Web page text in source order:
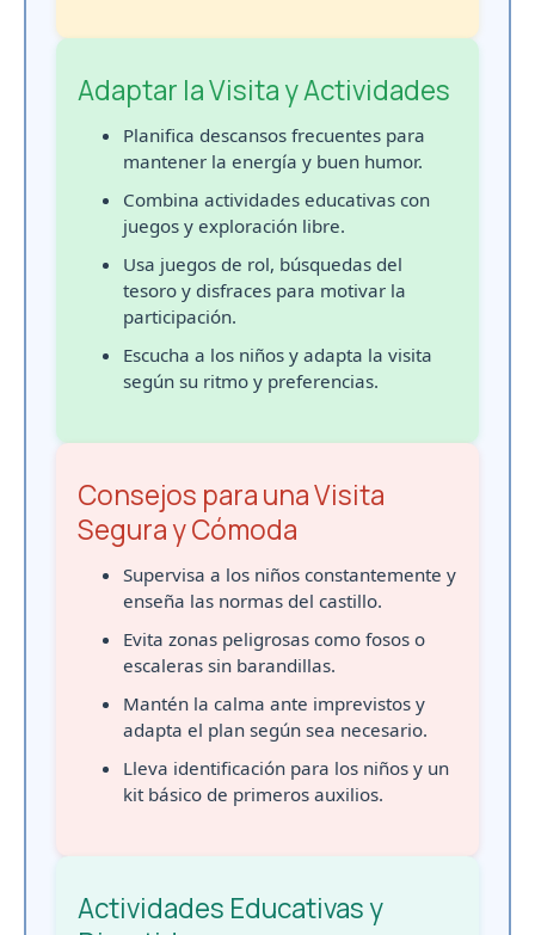
Adaptar la Visita y Actividades
Planifica descansos frecuentes para
mantener la energía y buen humor.
Combina actividades educativas con
juegos y exploración libre.
Usa juegos de rol, búsquedas del
tesoro y disfraces para motivar la
participación.
Escucha a los niños y adapta la visita
según su ritmo y preferencias.
Consejos para una Visita
Segura y Cómoda
Supervisa a los niños constantemente y
enseña las normas del castillo.
Evita zonas peligrosas como fosos o
escaleras sin barandillas.
Mantén la calma ante imprevistos y
adapta el plan según sea necesario.
Lleva identificación para los niños y un
kit básico de primeros auxilios.
Actividades Educativas y